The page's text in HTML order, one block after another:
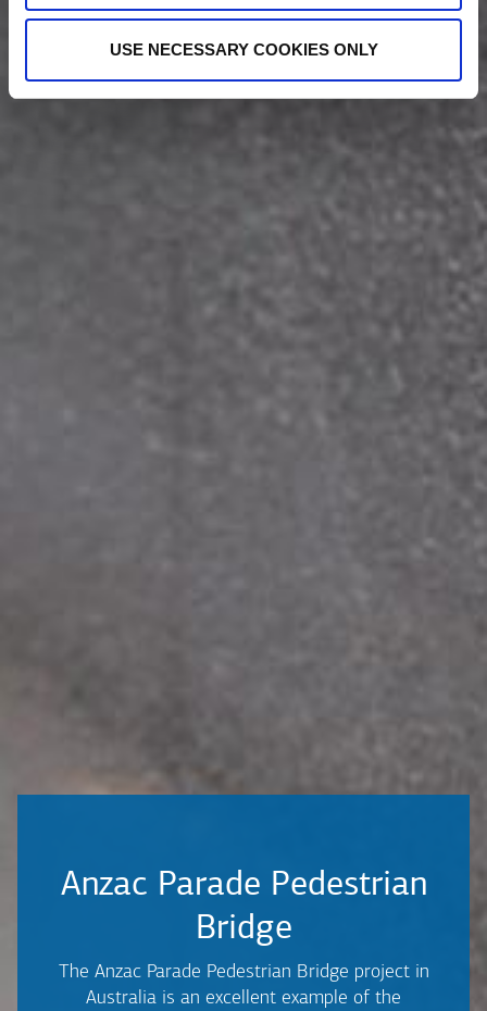
USE NECESSARY COOKIES ONLY
Anzac Parade Pedestrian
Bridge
The Anzac Parade Pedestrian Bridge project in
Australia is an excellent example of the